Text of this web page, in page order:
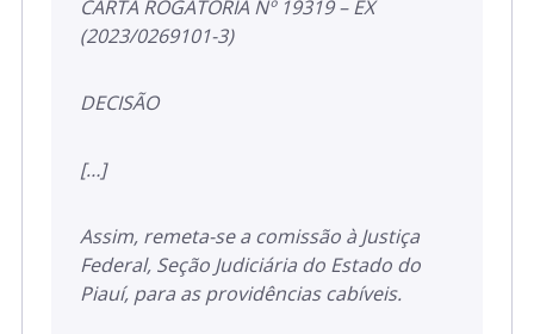
CARTA ROGATÓRIA Nº 19319 – EX
(2023/0269101-3)
DECISÃO
[…]
Assim, remeta-se a comissão à Justiça
Federal, Seção Judiciária do Estado do
Piauí, para as providências cabíveis.